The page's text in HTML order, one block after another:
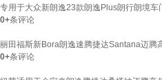
专用于大众新朗逸23款朗逸Plus朗行朗境
0+条评论
丽田福斯新Bora朗逸速腾捷达Santana迈腾
0+条评论